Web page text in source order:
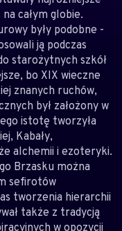
całym globie.
były podobne -
ją podczas
starożytnych szkół
bo XIX wieczne
znanych ruchów,
był założony w
istotę tworzyła
Kabały,
alchemii i ezoteryki.
Brzasku można
sefirotów
tworzenia hierarchii
także z tradycją
w opozycji